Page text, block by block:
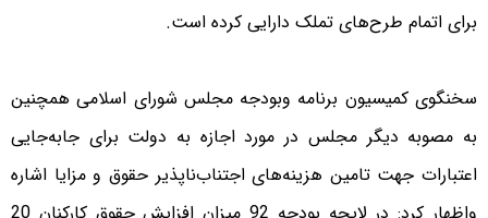
برای اتمام طرح‌های تملک دارایی کرده است.
سخنگوی کمیسیون برنامه وبودجه مجلس شورای اسلامی همچنین
به مصوبه دیگر مجلس در مورد اجازه به دولت برای جابه‌جایی
اعتبارات جهت تامین هزینه‌های اجتناب‌ناپذیر حقوق و مزایا اشاره